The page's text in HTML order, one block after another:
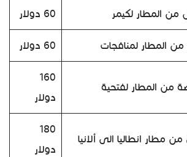
من المطار لكيمر 60 دولار
من المطار لمنافجات 60 دولار
من المطار لفتحية
160
دولار
مطار انطاليا الى ألانيا
180
دولار